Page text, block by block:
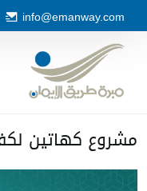
info@emanway.com
شروع كهاتين